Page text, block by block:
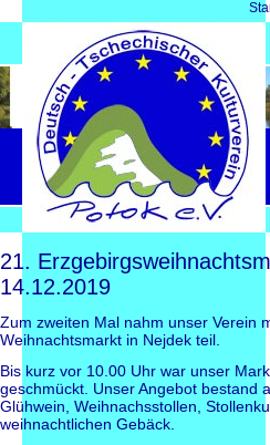
21.
14.12.2019
Zum zweiten Mal nahm unser Verein
Weihnachtsmarkt in Nejdek teil.
Bis kurz vor 10.00 Uhr war unser
geschmückt. Unser Angebot bestand
Glühwein, Weihnachsstollen,
weihnachtlichen Gebäck.